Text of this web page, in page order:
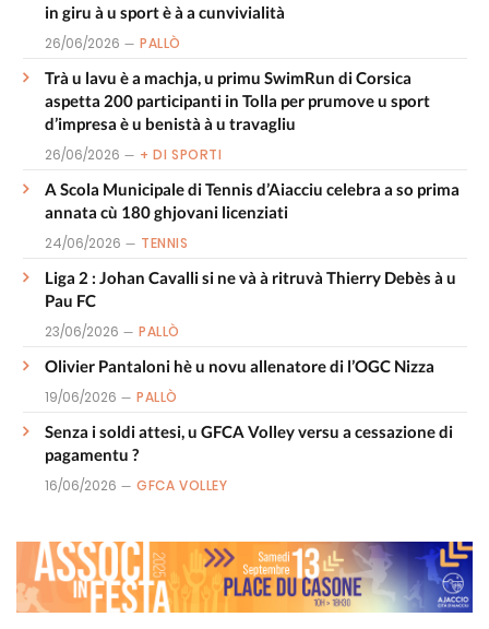
in giru à u sport è à a cunvivialità
26/06/2026 PALLÒ
Trà u lavu è a machja, u primu SwimRun di Corsica
aspetta 200 participanti in Tolla per prumove u sport
d’impresa è u benistà à u travagliu
26/06/2026 + DI SPORTI
A Scola Municipale di Tennis d’Aiacciu celebra a so prima
annata cù 180 ghjovani licenziati
24/06/2026 TENNIS
Liga 2 : Johan Cavalli si ne và à ritruvà Thierry Debès à u
Pau FC
23/06/2026 PALLÒ
Olivier Pantaloni hè u novu allenatore di l’OGC Nizza
19/06/2026 PALLÒ
Senza i soldi attesi, u GFCA Volley versu a cessazione di
pagamentu ?
16/06/2026 GFCA VOLLEY